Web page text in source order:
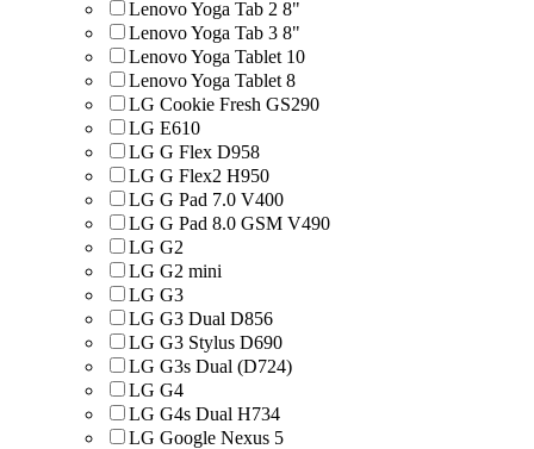
Lenovo Yoga Tab 2 8"
Lenovo Yoga Tab 3 8"
Lenovo Yoga Tablet 10
Lenovo Yoga Tablet 8
LG Cookie Fresh GS290
LG E610
LG G Flex D958
LG G Flex2 H950
LG G Pad 7.0 V400
LG G Pad 8.0 GSM V490
LG G2
LG G2 mini
LG G3
LG G3 Dual D856
LG G3 Stylus D690
LG G3s Dual (D724)
LG G4
LG G4s Dual H734
LG Google Nexus 5